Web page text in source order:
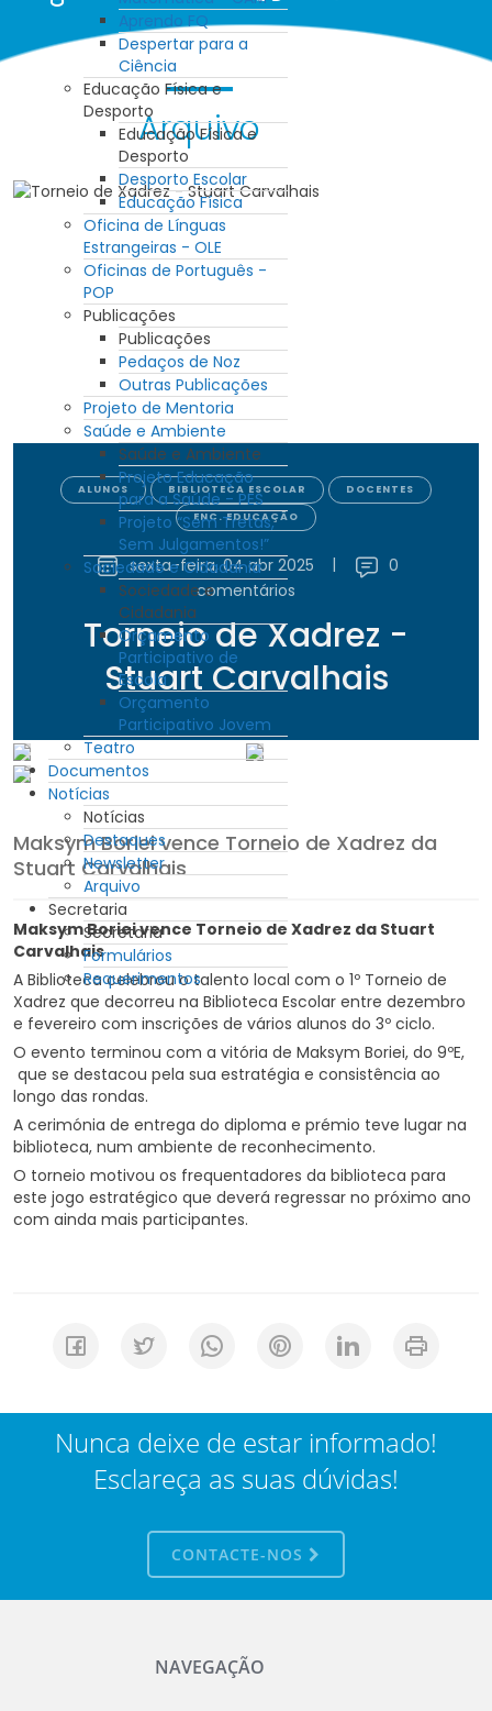
Aprendo FQ
Despertar para a
Ciência
Educação Física e
Desporto
Educação Física e
Desporto
Desporto Escolar
Educação Física
Oficina de Línguas
Estrangeiras - OLE
Oficinas de Português -
POP
Publicações
Publicações
Pedaços de Noz
Outras Publicações
Projeto de Mentoria
Saúde e Ambiente
Saúde e Ambiente
Projeto Educação
para a Saúde - PES
Projeto “Sem Tretas,
Sem Julgamentos!”
Sociedade e Cidadania
Sociedade e
Cidadania
Orçamento
Participativo de
Escola
Orçamento
Participativo Jovem
Teatro
Documentos
Notícias
Notícias
Destaques
Newsletter
Arquivo
Secretaria
Secretaria
Formulários
Requerimentos
Arquivo
ALUNOS BIBLIOTECA ESCOLAR
DOCENTES
ENC. EDUCAÇÃO
sexta-feira, 04 abr 2025 |
0
comentários
Torneio de Xadrez -
Stuart Carvalhais
Maksym Boriei vence Torneio de Xadrez da
Stuart Carvalhais
Maksym Boriei vence Torneio de Xadrez da Stuart
Carvalhais
A Biblioteca celebrou o talento local com o 1º Torneio de
Xadrez que decorreu na Biblioteca Escolar entre dezembro
e fevereiro com inscrições de vários alunos do 3º ciclo.
O evento terminou com a vitória de Maksym Boriei, do 9ºE,
que se destacou pela sua estratégia e consistência ao
longo das rondas.
A cerimónia de entrega do diploma e prémio teve lugar na
biblioteca, num ambiente de reconhecimento.
O torneio motivou os frequentadores da biblioteca para
este jogo estratégico que deverá regressar no próximo ano
com ainda mais participantes.
Nunca deixe de estar informado!
Esclareça as suas dúvidas!
CONTACTE-NOS
NAVEGAÇÃO